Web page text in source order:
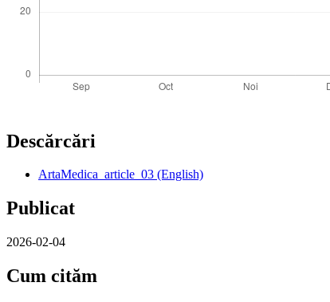
Descărcări
ArtaMedica_article_03 (English)
Publicat
2026-02-04
Cum cităm